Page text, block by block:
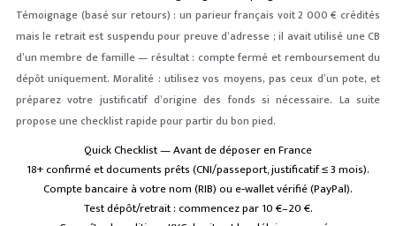
Témoignage (basé sur retours) : un parieur français voit 2 000 € crédités
mais le retrait est suspendu pour preuve d’adresse ; il avait utilisé une CB
d’un membre de famille — résultat : compte fermé et remboursement du
dépôt uniquement. Moralité : utilisez vos moyens, pas ceux d’un pote, et
préparez votre justificatif d’origine des fonds si nécessaire. La suite
propose une checklist rapide pour partir du bon pied.
Quick Checklist — Avant de déposer en France
18+ confirmé et documents prêts (CNI/passeport, justificatif ≤ 3 mois).
Compte bancaire à votre nom (RIB) ou e‑wallet vérifié (PayPal).
Test dépôt/retrait : commencez par 10 €–20 €.